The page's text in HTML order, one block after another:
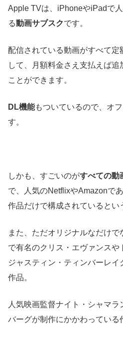
Apple TVは、iPhoneやiPadで
る動画サブスクです。
配信されている動画がすべて
して、月額料金さえ支払えば
ことができます。
DL機能もついているので、オ
す。
しかも、すごいのがすべての動
で、人気のNetflixやAmazonで
作品だけで構成されているとい
また、ただオリジナルなだけで
で有名のクリス・エヴァンス
ジャスティン・ティンバーレイ
作品。
人気映画監督ナイト・シャマ
バーグが制作にかかわっている